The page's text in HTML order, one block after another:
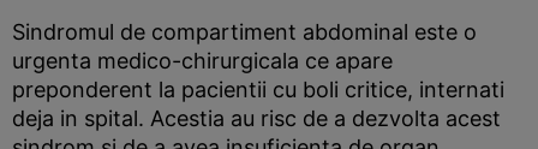
Sindromul de compartiment abdominal este o
urgenta medico-chirurgicala ce apare
preponderent la pacientii cu boli critice, internati
deja in spital. Acestia au risc de a dezvolta acest